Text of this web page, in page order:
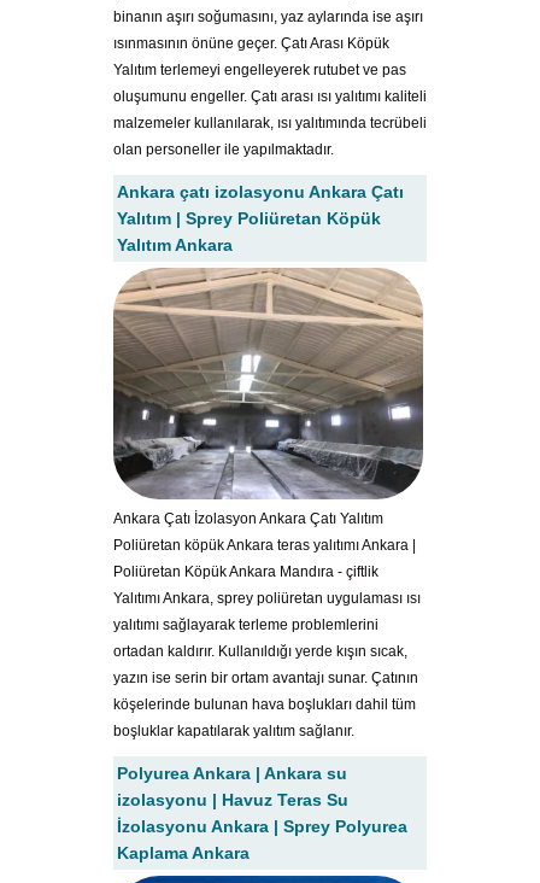
binanın aşırı soğumasını, yaz aylarında ise aşırı
ısınmasının önüne geçer. Çatı Arası Köpük
Yalıtım terlemeyi engelleyerek rutubet ve pas
oluşumunu engeller. Çatı arası ısı yalıtımı kaliteli
malzemeler kullanılarak, ısı yalıtımında tecrübeli
olan personeller ile yapılmaktadır.
Ankara çatı izolasyonu Ankara Çatı
Yalıtım | Sprey Poliüretan Köpük
Yalıtım Ankara
Ankara Çatı İzolasyon Ankara Çatı Yalıtım
Poliüretan köpük Ankara teras yalıtımı Ankara |
Poliüretan Köpük Ankara Mandıra - çiftlik
Yalıtımı Ankara, sprey poliüretan uygulaması ısı
yalıtımı sağlayarak terleme problemlerini
ortadan kaldırır. Kullanıldığı yerde kışın sıcak,
yazın ise serin bir ortam avantajı sunar. Çatının
köşelerinde bulunan hava boşlukları dahil tüm
boşluklar kapatılarak yalıtım sağlanır.
Polyurea Ankara | Ankara su
izolasyonu | Havuz Teras Su
İzolasyonu Ankara | Sprey Polyurea
Kaplama Ankara